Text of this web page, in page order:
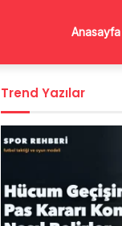
Anasayfa
Trend Yazılar